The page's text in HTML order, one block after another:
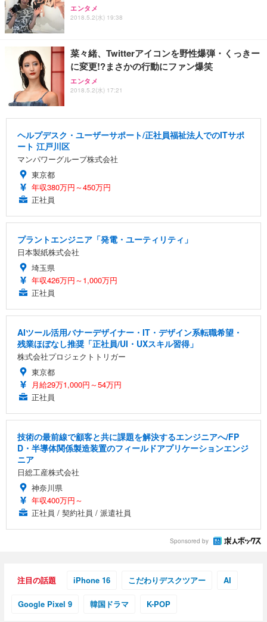
エンタメ
2018.5.2(水) 19:38
菜々緒、Twitterアイコンを野性爆弾・くっきー
に変更!?まさかの行動にファン爆笑
エンタメ
2018.5.2(水) 17:21
ヘルプデスク・ユーザーサポート/正社員福祉法人でのITサポ
ート 江戸川区
マンパワーグループ株式会社
東京都
年収380万円～450万円
正社員
プラントエンジニア「発電・ユーティリティ」
日本製紙株式会社
埼玉県
年収426万円～1,000万円
正社員
AIツール活用バナーデザイナー・IT・デザイン系転職希望・
残業ほぼなし推奨「正社員/UI・UXスキル習得」
株式会社プロジェクトトリガー
東京都
月給29万1,000円～54万円
正社員
技術の最前線で顧客と共に課題を解決するエンジニアへ/FP
D・半導体関係製造装置のフィールドアプリケーションエンジ
ニア
日総工産株式会社
神奈川県
年収400万円～
正社員 / 契約社員 / 派遣社員
Sponsored by
注目の話題 iPhone 16 こだわりデスクツアー AI
Google Pixel 9 韓国ドラマ K-POP